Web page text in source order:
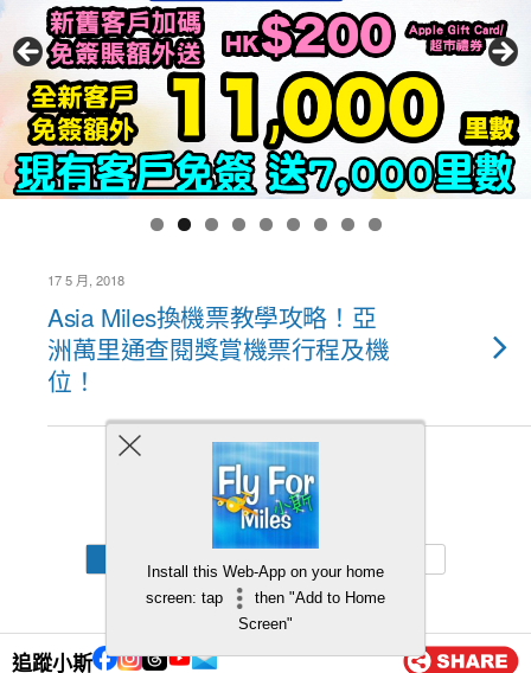
追蹤小斯
17 5 月, 2018
Asia Miles換機票教學攻略！亞
洲萬里通查閱獎賞機票行程及機
位！
Back to top
Install this Web-App on your home
screen: tap
then "Add to Home
Screen"